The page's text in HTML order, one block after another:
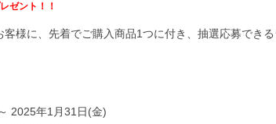
ゼント！！
様に、先着でご購入商品1つに付き、抽選応募でき
2025年1月31日(金)